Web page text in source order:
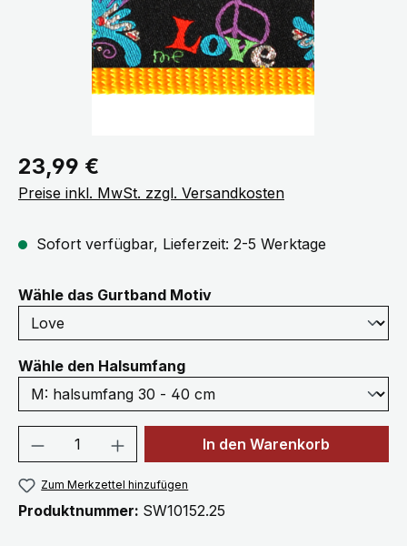
Regulärer Preis:
23,99 €
Preise inkl. MwSt. zzgl. Versandkosten
Sofort verfügbar, Lieferzeit: 2-5 Werktage
Wähle das Gurtband Motivauswählen
Wähle den Halsumfangauswählen
Produkt Anzahl: Gib denIn den Warenkorb
Zum Merkzettel hinzufügen
Produktnummer: SW10152.25